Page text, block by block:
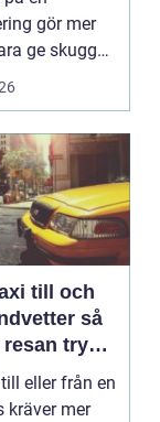
gör mer
ge skugga.
hur länge
till och
så
trygg
eller från en
kräver mer